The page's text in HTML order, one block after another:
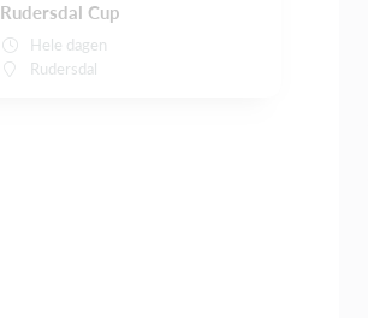
Rudersdal Cup
Hele dagen
Rudersdal